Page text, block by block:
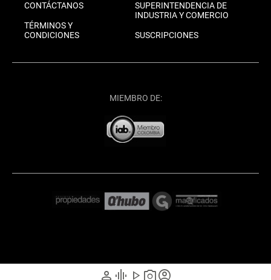
person graphic_eq play_arrow photo_cameraaccount_circle
CONTÁCTANOS
TÉRMINOS Y
CONDICIONES
SUPERINTENDENCIA DE
INDUSTRIA Y COMERCIO
SUSCRIPCIONES
MIEMBRO DE: